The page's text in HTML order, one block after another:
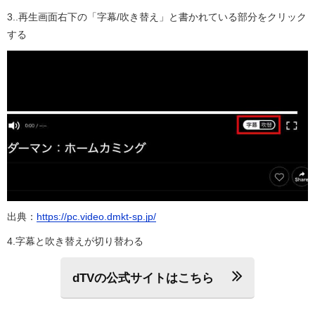
3..再生画面右下の「字幕/吹き替え」と書かれている部分をクリック
する
出典： https://pc.video.dmkt-sp.jp/
4.字幕と吹き替えが切り替わる
dTVの公式サイトはこちら